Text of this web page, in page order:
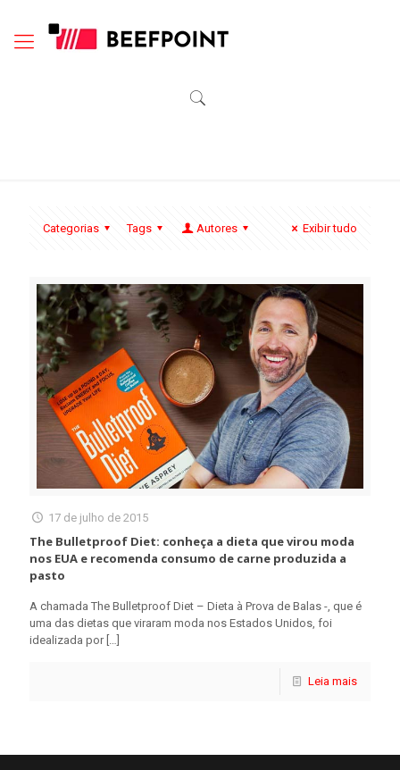
Categorias Tags Autores Exibir tudo
17 de julho de 2015
The Bulletproof Diet: conheça a dieta que virou moda
nos EUA e recomenda consumo de carne produzida a
pasto
A chamada The Bulletproof Diet – Dieta à Prova de Balas -, que é
uma das dietas que viraram moda nos Estados Unidos, foi
idealizada por[…]
Leia mais